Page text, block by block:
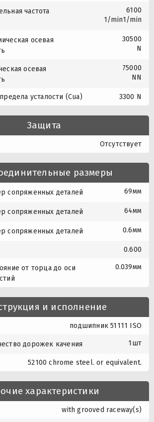
частота
6100
1/min1/min
осевая
30500
N
осевая
75000
NN
усталости (Cua) 3300 N
Защита
Отсутствует
размеры
сопряженных деталей 69мм
сопряженных деталей 64мм
сопряженных деталей 0.6мм
0.600
от торца до оси
0.039мм
и исполнение
подшипник 51111 ISO
дорожек качения 1шт
52100 chrome steel. or equivalent.
характеристики
with grooved raceway(s)